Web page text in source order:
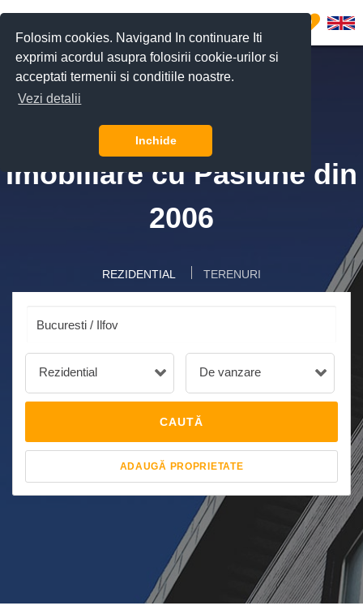
Folosim cookies. Navigand In continuare Iti
exprimi acordul asupra folosirii cookie-urilor si
acceptati termenii si conditiile noastre.
Vezi detalii
Inchide
0
Imobiliare cu Pasiune din
2006
REZIDENTIAL TERENURI
Rezidential De vanzare
CAUTĂ
ADAUGĂ PROPRIETATE